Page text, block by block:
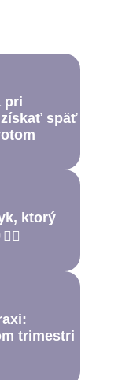
pri
späť
ktorý
trimestri